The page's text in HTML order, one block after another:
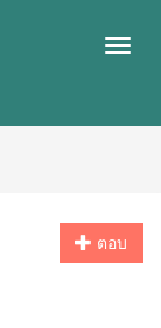
เมนู
ตอบ